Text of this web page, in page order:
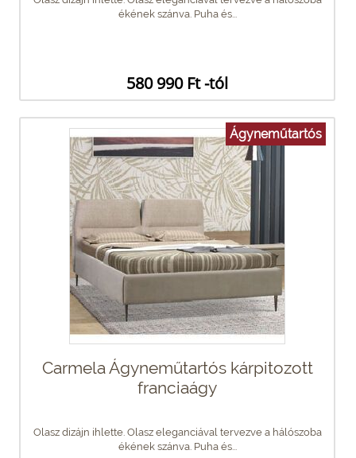
ékének szánva. Puha és...
580 990 Ft -tól
Ágyneműtartós
Carmela Ágyneműtartós kárpitozott
franciaágy
Olasz dizájn ihlette. Olasz eleganciával tervezve a hálószoba
ékének szánva. Puha és...